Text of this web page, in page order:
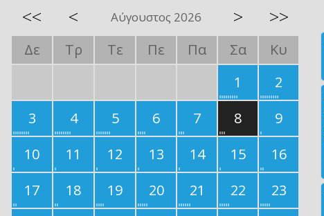
<< < Αύγουστος 2026 > >>
Δε Τρ Τε Πε Πα Σα
Κυ
1
2
3
4 5 6 7 8
9
10
11 12 13 14 15
16
17
18 19 20 21 22
23